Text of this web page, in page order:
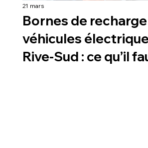
Bornes de
véhicules
Rive-Sud : ce qu’il
21 mars